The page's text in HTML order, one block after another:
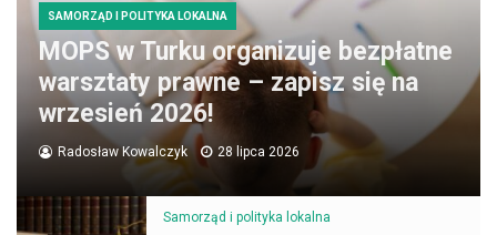
SAMORZĄD I POLITYKA LOKALNA
MOPS w Turku organizuje bezpłatne
warsztaty prawne – zapisz się na
wrzesień 2026!
Radosław Kowalczyk 28 lipca 2026
Samorząd i polityka lokalna